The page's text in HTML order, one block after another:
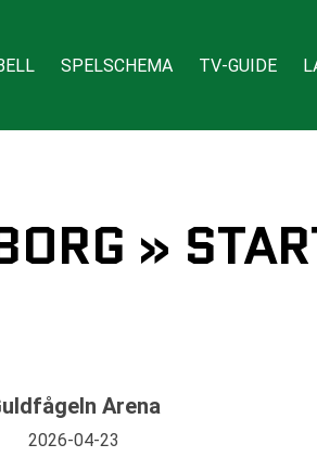
SPELSCHEMA TV-GUIDE
»
Arena
2026-04-23